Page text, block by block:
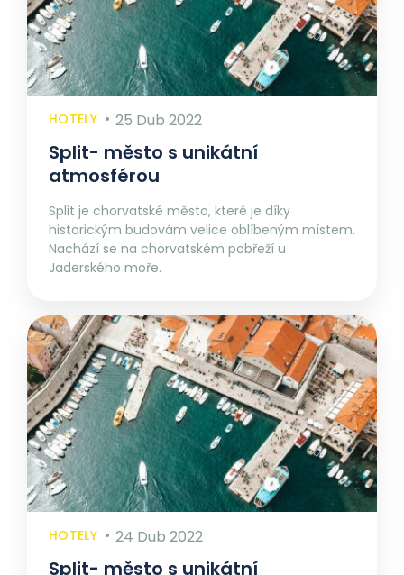
HOTELY 25 Dub 2022
Split- město s unikátní
atmosférou
Split je chorvatské město, které je díky
historickým budovám velice oblíbeným místem.
Nachází se na chorvatském pobřeží u
Jaderského moře.
HOTELY 24 Dub 2022
Split- město s unikátní